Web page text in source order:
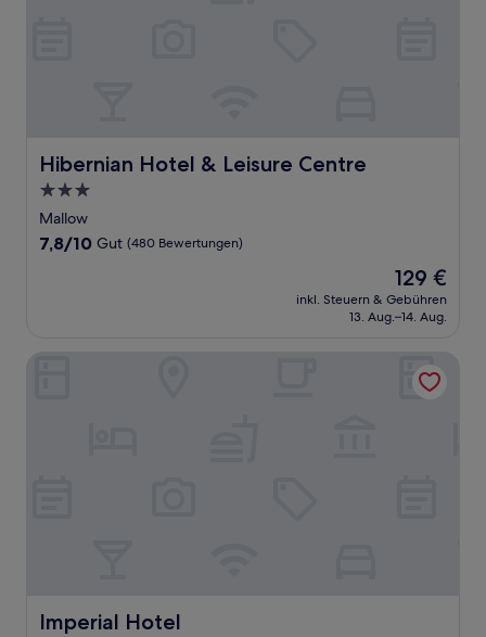
Hibernian Hotel & Leisure Centre
Hibernian Hotel & Leisure Centre
3.0-
Sterne-
Unterkunft
Mallow
7.8
7,8/10 Gut (480 Bewertungen)
Der
Preis
beträgt
129 €
inkl. Steuern & Gebühren
13. Aug.–14. Aug.
Imperial Hotel
Imperial Hotel